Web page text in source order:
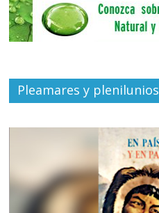
Pleamares y plenilunios